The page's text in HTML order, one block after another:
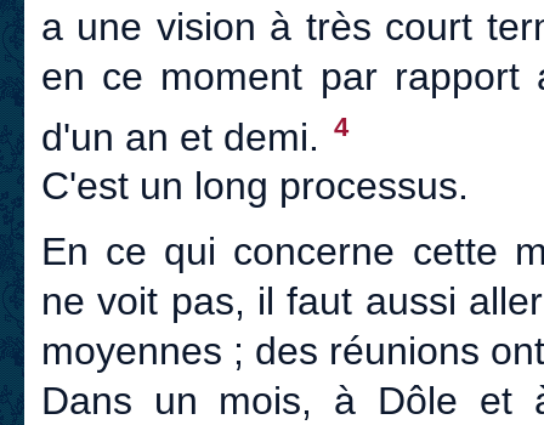
a une vision à très court
en ce moment par
d'un an et demi. 4
C'est un long processus.
En ce qui concerne cette
ne voit pas, il faut aussi
moyennes ; des réunions
Dans un mois, à Dôle et